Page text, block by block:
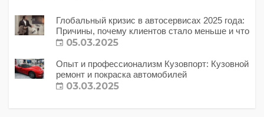
Глобальный кризис в автосервисах 2025 года:
Причины, почему клиентов стало меньше и что
с этим делать?
05.03.2025
Опыт и профессионализм Кузовпорт: Кузовной
ремонт и покраска автомобилей
03.03.2025